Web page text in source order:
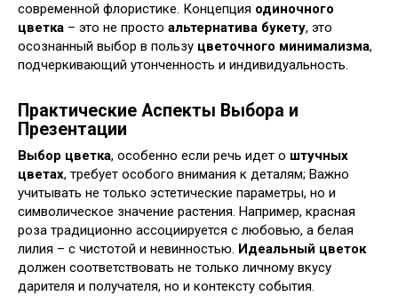
современной флористике. Концепция одиночного
цветка – это не просто альтернатива букету, это
осознанный выбор в пользу цветочного минимализма,
подчеркивающий утонченность и индивидуальность.
Практические Аспекты Выбора и
Презентации
Выбор цветка, особенно если речь идет о штучных
цветах, требует особого внимания к деталям; Важно
учитывать не только эстетические параметры, но и
символическое значение растения. Например, красная
роза традиционно ассоциируется с любовью, а белая
лилия – с чистотой и невинностью. Идеальный цветок
должен соответствовать не только личному вкусу
дарителя и получателя, но и контексту события.